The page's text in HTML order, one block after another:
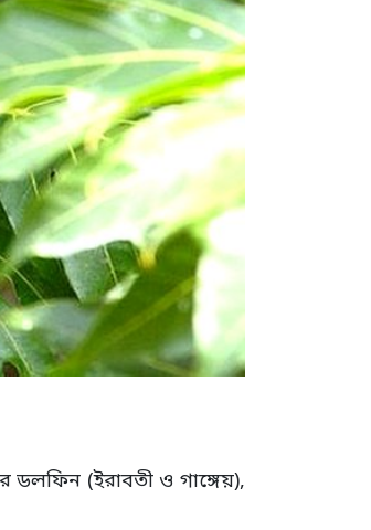
ডলফিন (ইরাবতী ও গাঙ্গেয়),